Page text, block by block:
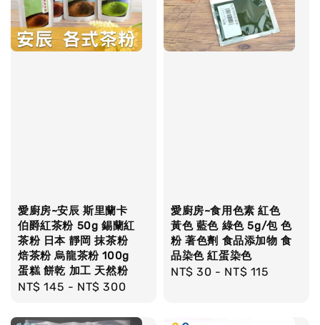
愛廚房~安辰 斯里蘭卡
伯爵紅茶粉 50g 錫蘭紅
茶粉 日本 靜岡 抹茶粉
焙茶粉 烏龍茶粉 100g
蛋糕 餅乾 加工 天然粉
Regular
NT$ 145 - NT$ 300
愛廚房~食用色素 紅色
黃色 藍色 綠色 5g/包 色
粉 著色劑 食品添加物 食
品染色 紅蛋染色
Regular
NT$ 30 - NT$ 115